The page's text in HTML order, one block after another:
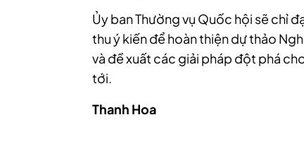
Ủy ban Thường vụ Quốc hội sẽ chỉ
thu ý kiến để hoàn thiện dự thảo
và đề xuất các giải pháp đột phá
tới.
Thanh Hoa